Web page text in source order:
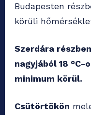
Budapesten
körüli
Szerdára
nagyjából 18 °C-
minimum körül.
Csütörtökön